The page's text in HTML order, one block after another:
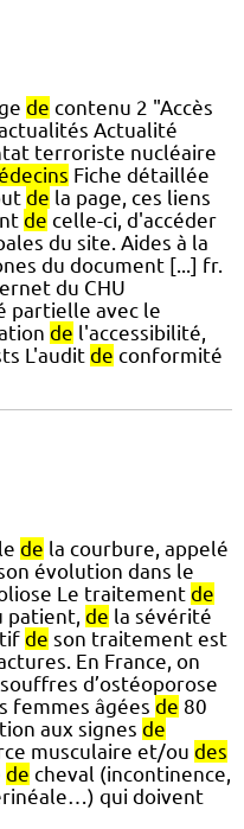
de contenu 2 "Accès
Actualité
terroriste nucléaire
Fiche détaillée
de la page, ces liens
de celle-ci, d'accéder
du site. Aides à la
du document [...] fr.
du CHU
partielle avec le
de l'accessibilité,
L'audit de conformité
de la courbure, appelé
évolution dans le
Le traitement de
patient, de la sévérité
de son traitement est
En France, on
d’ostéoporose
femmes âgées de 80
aux signes de
musculaire et/ou des
de cheval (incontinence,
qui doivent